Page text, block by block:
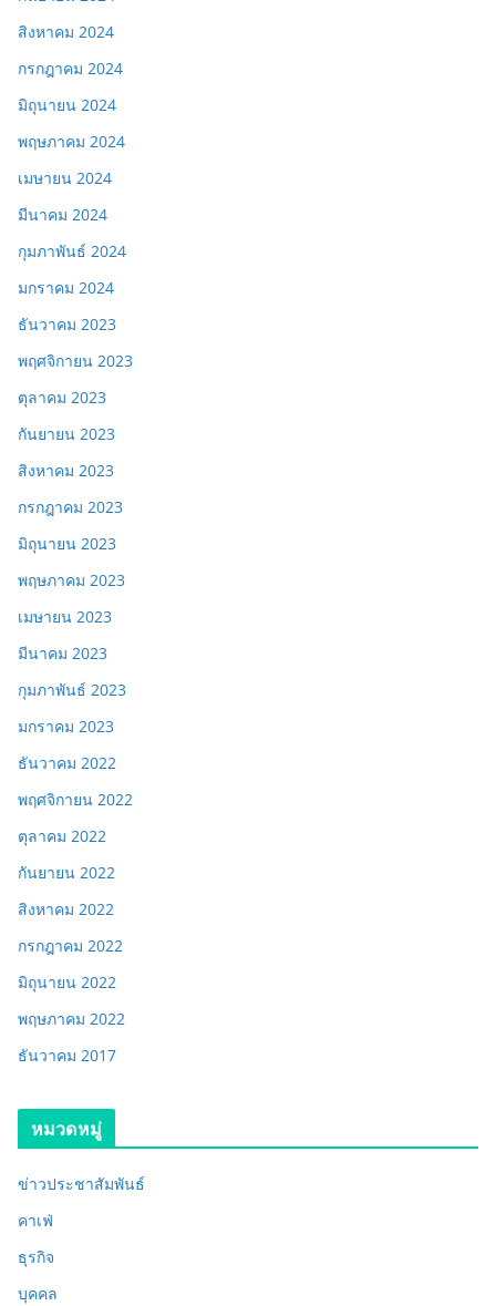
สิงหาคม 2024
กรกฎาคม 2024
มิถุนายน 2024
พฤษภาคม 2024
เมษายน 2024
มีนาคม 2024
กุมภาพันธ์ 2024
มกราคม 2024
ธันวาคม 2023
พฤศจิกายน 2023
ตุลาคม 2023
กันยายน 2023
สิงหาคม 2023
กรกฎาคม 2023
มิถุนายน 2023
พฤษภาคม 2023
เมษายน 2023
มีนาคม 2023
กุมภาพันธ์ 2023
มกราคม 2023
ธันวาคม 2022
พฤศจิกายน 2022
ตุลาคม 2022
กันยายน 2022
สิงหาคม 2022
กรกฎาคม 2022
มิถุนายน 2022
พฤษภาคม 2022
ธันวาคม 2017
หมวดหมู่
ข่าวประชาสัมพันธ์
คาเฟ่
ธุรกิจ
บุคคล